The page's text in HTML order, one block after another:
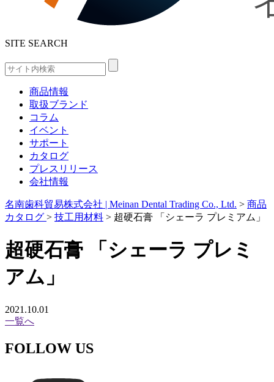
SITE SEARCH
商品情報
取扱ブランド
コラム
イベント
サポート
カタログ
プレスリリース
会社情報
名南歯科貿易株式会社 | Meinan Dental Trading Co., Ltd. > 商品
カタログ > 技工用材料 > 超硬石膏 「シェーラ プレミアム」
超硬石膏 「シェーラ プレミ
アム」
2021.10.01
一覧へ
FOLLOW US